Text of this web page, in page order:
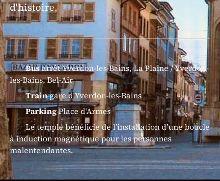
d'histoire.
Busarrêt Yverdon-les-Bains, La Plaine / Yverdon-
les-Bains, Bel-Air
Traingare d'Yverdon-les-Bains
ParkingPlace d'Armes
Le temple bénéficie de l’installation d’une boucle
à induction magnétique pour les personnes
malentendantes.